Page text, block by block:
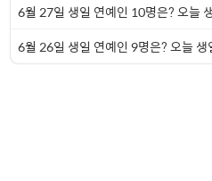
6월 27일 생일 연예인 10명은? 오늘
6월 26일 생일 연예인 9명은? 오늘 생